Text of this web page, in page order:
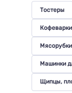
Тостеры
Мясорубки
Машинки
Щипцы,